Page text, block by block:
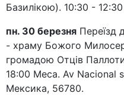
Базилікою). 10:30 -
пн. 30 березня Переїзд
- храму Божого
громадою Отців
18:00 Меса. Av Nacional
Мексика, 56780.